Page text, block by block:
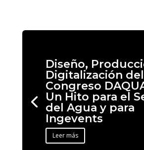
Diseño,
Digitalización del
Congreso
Un Hito para el
del Agua y para
Ingevents
Leer más